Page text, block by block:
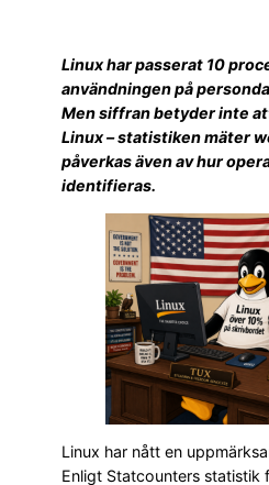
Linux har passerat 10
användningen på
Men siffran betyder inte
Linux – statistiken mäter
påverkas även av hur
identifieras.
Linux har nått en
Enligt Statcounters statistik